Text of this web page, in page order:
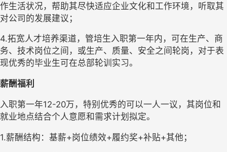
作生活状况，帮助其尽快适应企业文化和工作环境，听取其
对公司的发展建议；
4.拓宽人才培养渠道，管培生入职第一年内，可在生产、商
务、技术岗位之间，或生产、质量、安全之间轮岗，对于表
现优秀的毕业生可在总部轮训实习。
薪酬福利
入职第一年12-20万，特别优秀的可以一人一议，其岗位和
就业地点结合个人意愿和需求计划拟定。
1.薪酬结构：基薪+岗位绩效+履约奖+补贴+其他；